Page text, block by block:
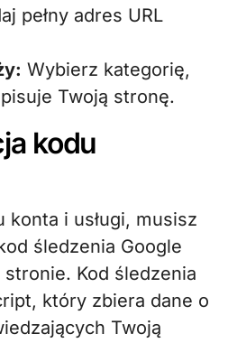
pełny adres URL
Wybierz kategorię,
Twoją stronę.
kodu
konta i usługi, musisz
śledzenia Google
Kod śledzenia
który zbiera dane o
Twoją